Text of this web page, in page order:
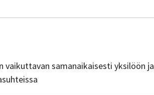
samanaikaisesti yksilöön ja